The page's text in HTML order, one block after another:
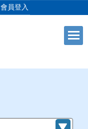
會員登入
+